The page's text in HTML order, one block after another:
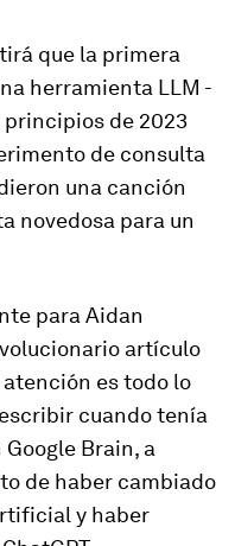
que la primera
herramienta LLM -
principios de 2023
de consulta
una canción
novedosa para un
para Aidan
artículo
es todo lo
cuando tenía
Brain, a
de haber cambiado
y haber